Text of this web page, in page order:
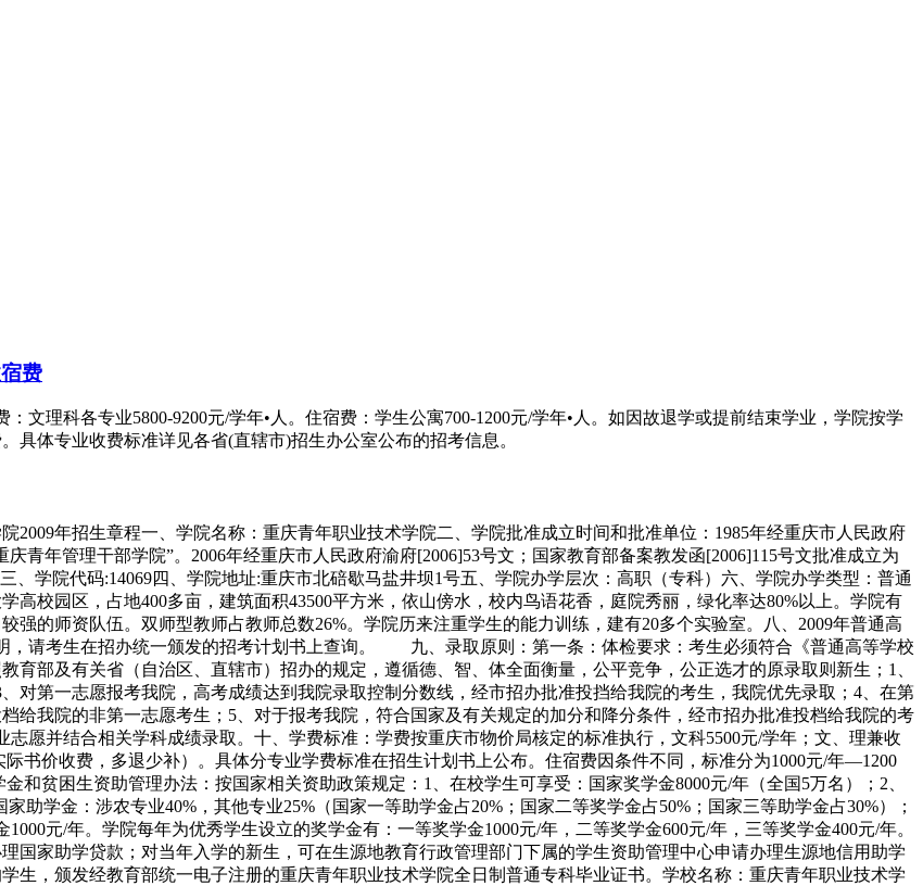
费
理科各专业5800-9200元/学年•人。住宿费：学生公寓700-1200元/学年•人。如因故退学或提前结束学业，学院按学
体专业收费标准详见各省(直辖市)招生办公室公布的招考信息。
年招生章程一、学院名称：重庆青年职业技术学院二、学院批准成立时间和批准单位：1985年经重庆市人民政府
青年管理干部学院”。2006年经重庆市人民政府渝府[2006]53号文；国家教育部备案教发函[2006]115号文批准成立为
、学院代码:14069四、学院地址:重庆市北碚歇马盐井坝1号五、学院办学层次：高职（专科）六、学院办学类型：普通
高校园区，占地400多亩，建筑面积43500平方米，依山傍水，校内鸟语花香，庭院秀丽，绿化率达80%以上。学院有
强的师资队伍。双师型教师占教师总数26%。学院历来注重学生的能力训练，建有20多个实验室。八、2009年普通高
，请考生在招办统一颁发的招考计划书上查询。 九、录取原则：第一条：体检要求：考生必须符合《普通高等学校
育部及有关省（自治区、直辖市）招办的规定，遵循德、智、体全面衡量，公平竞争，公正选才的原录取则新生；1、
对第一志愿报考我院，高考成绩达到我院录取控制分数线，经市招办批准投挡给我院的考生，我院优先录取；4、在第
给我院的非第一志愿考生；5、对于报考我院，符合国家及有关规定的加分和降分条件，经市招办批准投档给我院的考
愿并结合相关学科成绩录取。十、学费标准：学费按重庆市物价局核定的标准执行，文科5500元/学年；文、理兼收
书价收费，多退少补）。具体分专业学费标准在招生计划书上公布。住宿费因条件不同，标准分为1000元/年—1200
贫困生资助管理办法：按国家相关资助政策规定：1、在校学生可享受：国家奖学金8000元/年（全国5万名）；2、
助学金：涉农专业40%，其他专业25%（国家一等助学金占20%；国家二等奖学金占50%；国家三等助学金占30%）；
元/年。学院每年为优秀学生设立的奖学金有：一等奖学金1000元/年，二等奖学金600元/年，三等奖学金400元/年。
国家助学贷款；对当年入学的新生，可在生源地教育行政管理部门下属的学生资助管理中心申请办理生源地信用助学
生，颁发经教育部统一电子注册的重庆青年职业技术学院全日制普通专科毕业证书。学校名称：重庆青年职业技术学